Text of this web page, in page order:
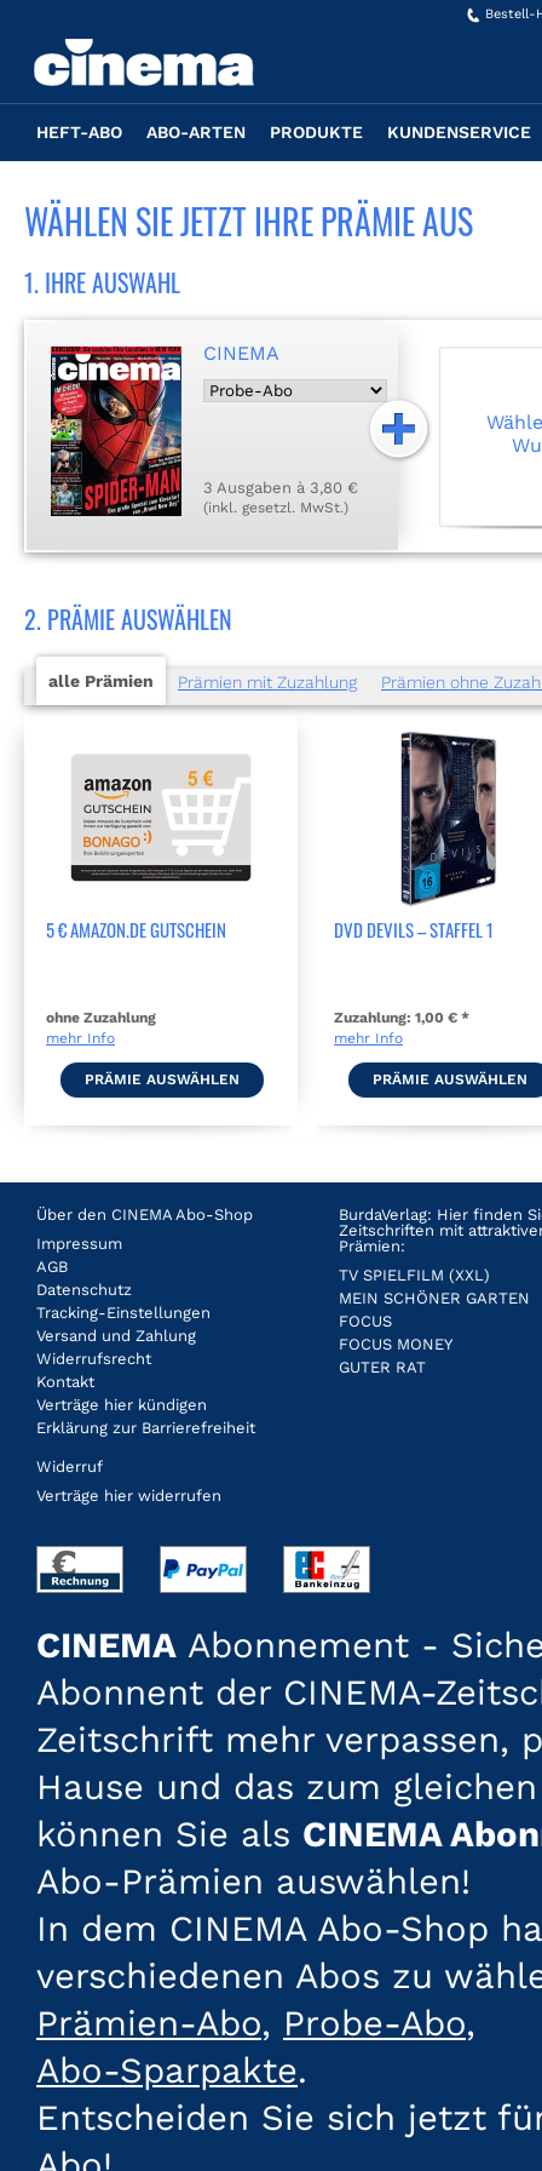
Bestell-
HEFT-ABO ABO-ARTEN PRODUKTE KUNDENSERVICE
WÄHLEN SIE JETZT IHRE PRÄMIE AUS
1. IHRE AUSWAHL
CINEMA
3 Ausgaben à 3,80 €
(inkl. gesetzl. MwSt.)
2. PRÄMIE AUSWÄHLEN
alle Prämien Prämien mit Zuzahlung Prämien ohne
5 € AMAZON.DE GUTSCHEIN
ohne Zuzahlung
mehr Info
PRÄMIE AUSWÄHLEN
DVD DEVILS – STAFFEL 1
Zuzahlung: 1,00 € *
mehr Info
PRÄMIE AUSWÄHLEN
Über den CINEMA Abo-Shop
Impressum
AGB
Datenschutz
Tracking-Einstellungen
Versand und Zahlung
Widerrufsrecht
Kontakt
Verträge hier kündigen
Erklärung zur Barrierefreiheit
Widerruf
Verträge hier widerrufen
BurdaVerlag: Hier finden
Zeitschriften mit
Prämien:
TV SPIELFILM (XXL)
MEIN SCHÖNER GARTEN
FOCUS
FOCUS MONEY
GUTER RAT
CINEMA Abonnement -
Abonnent der CINEMA-
Zeitschrift mehr verpassen,
Hause und das zum
können Sie als CINEMA
Abo-Prämien auswählen!
In dem CINEMA Abo-Shop
verschiedenen Abos zu
Prämien-Abo, Probe-Abo,
Abo-Sparpakte.
Entscheiden Sie sich jetzt